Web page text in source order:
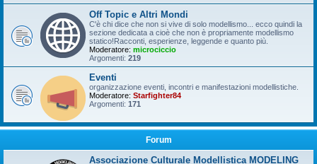
Off Topic e Altri Mondi
C'è chi dice che non si vive di solo modellismo... ecco quindi la
sezione dedicata a cioè che non è propriamente modellismo
statico!Racconti, esperienze, leggende e quanto più.
Moderatore: microciccio
Argomenti: 219
Eventi
organizzazione eventi, incontri e manifestazioni modellistiche.
Moderatore: Starfighter84
Argomenti: 171
Forum
Associazione Culturale Modellistica MODELING